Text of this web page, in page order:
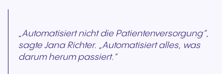
„Automatisiert nicht die Patientenversorgung“,
sagte Jana Richter. „Automatisiert alles, was
darum herum passiert.“